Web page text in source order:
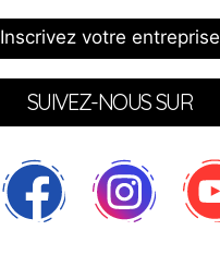
Inscrivez votre entreprise
SUIVEZ-NOUS SUR